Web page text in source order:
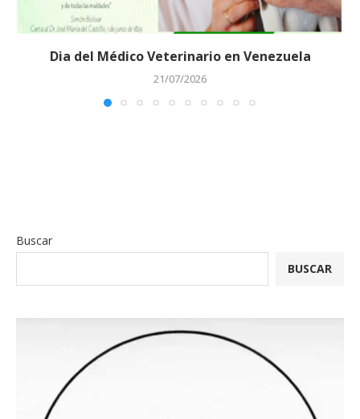
Dia del Médico Veterinario en Venezuela
21/07/2026
Buscar
BUSCAR